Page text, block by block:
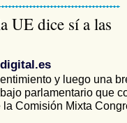
UE dice sí a las
y luego una
parlamentario que
Comisión Mixta